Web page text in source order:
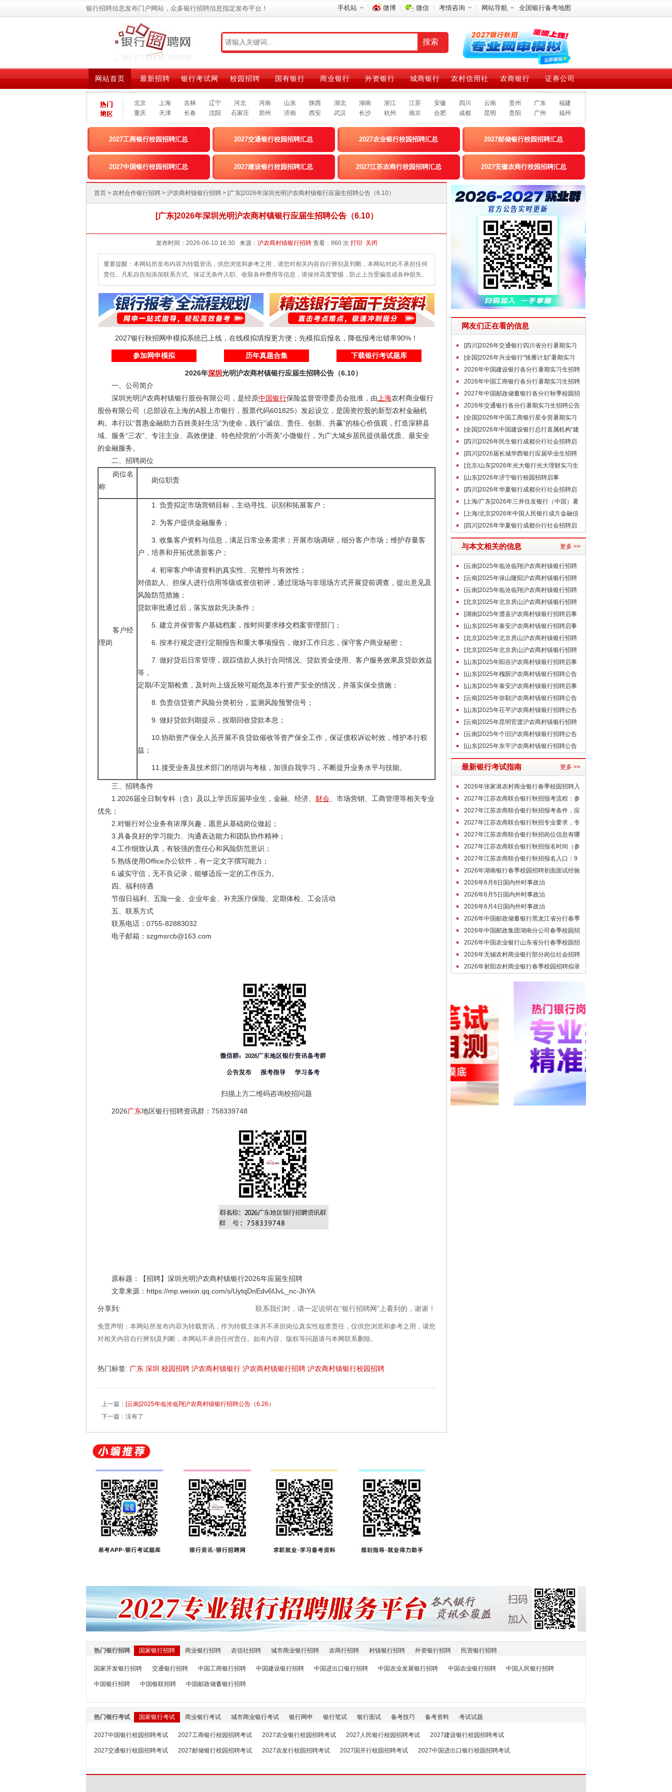
手机站 微博 微信 考情咨询 网站导航 全国银行备考地图
银行招聘信息发布门户网站，众多银行招聘信息指定发布平台！
网站首页 最新招聘 银行考试网 校园招聘 国有银行 商业银行 外资银行 城商银行 农村信用社 农商银行 证券公司
北京 上海 吉林 辽宁 河北 河南 山东 陕西 湖北 湖南 浙江 江苏 安徽 四川 云南 贵州 广东
福建
重庆
天津 长春 沈阳 石家庄 郑州 济南 西安 武汉 长沙 杭州 南京 合肥 成都 昆明 贵阳 广州 福州
2027工商银行校园招聘汇总 2027交通银行校园招聘汇总 2027农业银行校园招聘汇总 2027邮储银行校园招聘汇总
2027中国银行校园招聘汇总 2027建设银行校园招聘汇总 2027江苏农商行校园招聘汇总 2027安徽农商行校园招聘汇总
首页 > 农村合作银行招聘 > 沪农商村镇银行招聘 > [广东]2026年深圳光明沪农商村镇银行应届生招聘公告（6.10）
[广东]2026年深圳光明沪农商村镇银行应届生招聘公告（6.10）
发布时间：2026-06-10 16:30 来源： 沪农商村镇银行招聘 查看： 860 次 打印 关闭
重要提醒：本网站所发布内容为转载资讯，供您浏览和参考之用，请您对相关内容自行辨别及判断，本网站对此不承担任何
责任。凡私自告知添加联系方式、保证无条件入职、收取各种费用等信息，请保持高度警惕，防止上当受骗造成各种损失。
2027银行秋招网申模拟系统已上线，在线模拟填报更方便；先模拟后报名，降低报考出错率90%！
参加网申模拟 历年真题合集 下载银行考试题库
2026年深圳 光明沪农商村镇银行应届生招聘公告（6.10）
一、公司简介
深圳光明沪农商村镇银行股份有限公司，是经原中国银行保险监督管理委员会批准，由 上海农村商业银行
股份有限公司（总部设在上海的A股上市银行，股票代码601825）发起设立，是国资控股的新型农村金融机
构。本行以“普惠金融助力百姓美好生活”为使命，践行“诚信、责任、创新、共赢”的核心价值观，打造深耕县
域、服务“三农”、专注主业、高效便捷、特色经营的“小而美”小微银行，为广大城乡居民提供最优质、最安全
的金融服务。
二、招聘岗位
岗位名
称
岗位职责
客户经
理岗
1. 负责拟定市场营销目标，主动寻找、识别和拓展客户；
2. 为客户提供金融服务；
3. 收集客户资料与信息，满足日常业务需求；开展市场调研，细分客户市场；维护存量客
户，培养和开拓优质新客户；
4. 初审客户申请资料的真实性、完整性与有效性；
对借款人、担保人进行信用等级或资信初评，通过现场与非现场方式开展贷前调查，提出意见及
风险防范措施；
贷款审批通过后，落实放款先决条件；
5. 建立并保管客户基础档案，按时间要求移交档案管理部门；
6. 按本行规定进行定期报告和重大事项报告，做好工作日志，保守客户商业秘密；
7. 做好贷后日常管理，跟踪借款人执行合同情况、贷款资金使用、客户服务效果及贷款效益
等，
定期/不定期检查，及时向上级反映可能危及本行资产安全的情况，并落实保全措施；
8. 负责信贷资产风险分类初分，监测风险预警信号；
9. 做好贷款到期提示，按期回收贷款本息；
10.协助资产保全人员开展不良贷款催收等资产保全工作，保证债权诉讼时效，维护本行权
益；
11.接受业务及技术部门的培训与考核，加强自我学习，不断提升业务水平与技能。
三、招聘条件
1.2026届全日制专科（含）及以上学历应届毕业生，金融、经济、 财会 、市场营销、工商管理等相关专业
优先；
2.对银行对公业务有浓厚兴趣，愿意从基础岗位做起；
3.具备良好的学习能力、沟通表达能力和团队协作精神；
4.工作细致认真，有较强的责任心和风险防范意识；
5.熟练使用Office办公软件，有一定文字撰写能力；
6.诚实守信，无不良记录，能够适应一定的工作压力。
四、福利待遇
节假日福利、五险一金、企业年金、补充医疗保险、定期体检、工会活动
五、联系方式
联系电话：0755-82883032
电子邮箱：szgmsrcb@163.com
扫描上方二维码咨询校招问题
2026广东地区银行招聘资讯群：758339748
原标题：【招聘】深圳光明沪农商村镇银行2026年应届生招聘
文章来源：https://mp.weixin.qq.com/s/UytqDnEdv6fJvL_nc-JhYA
分享到: 联系我们时，请一定说明在“银行招聘网”上看到的，谢谢！
免责声明：本网站所发布内容为转载资讯，作为转载主体并不承担岗位真实性核查责任，仅供您浏览和参考之用，请您
对相关内容自行辨别及判断，本网站不承担任何责任。如有内容、版权等问题请与本网联系删除。
热门标签: 广东 深圳 校园招聘 沪农商村镇银行 沪农商村镇银行招聘 沪农商村镇银行校园招聘
上一篇： [云南]2025年临沧临翔沪农商村镇银行招聘公告（6.26）
下一篇：没有了
网友们正在看的信息
[四川]2026年交通银行四川省分行暑期实习
生招聘公告
[全国]2026年兴业银行“雏雁计划”暑期实习
生招聘公告
2026年中国建设银行各分行暑期实习生招聘
公告汇总
2026年中国工商银行各分行暑期实习生招聘
公告汇总
2027年中国邮政储蓄银行各分行秋季校园招
聘公告汇总
2026年交通银行各分行暑期实习生招聘公告
汇总（含近期）
[全国]2026年中国工商银行星令营暑期实习
公告[全国]2026年中国建设银行总行直属机构“建
习生”暑期实习生招聘公告
[四川]2026年民生银行成都分行社会招聘启
事（5.29）
[四川]2026届长城华西银行应届毕业生招聘
公告[北京/山东]2026年光大银行光大理财实习生
招聘公告（5.27）
[山东]2026年济宁银行校园招聘启事
[四川]2026年华夏银行成都分行社会招聘启
事（5.28）
[上海/广东]2026年三井住友银行（中国）暑
期实习生招聘公告
[上海/北京]2026年中国人民银行成方金融信
息技术社会招聘补充公告
[四川]2026年华夏银行成都分行社会招聘启
事（6.2）
与本文相关的信息 更多 >>
[云南]2025年临沧临翔沪农商村镇银行招聘
公告（6.26）
[云南]2025年保山隆阳沪农商村镇银行招聘
公告[云南]2025年临沧临翔沪农商村镇银行招聘
公告[北京]2025年北京房山沪农商村镇银行招聘
公告（6.17）
[湖南]2025年澧县沪农商村镇银行招聘启事
[山东]2025年泰安沪农商村镇银行招聘启事
（6.9）
[北京]2025年北京房山沪农商村镇银行招聘
公告（6.4）
[北京]2025年北京房山沪农商村镇银行招聘
公告(4.22)
[山东]2025年阳谷沪农商村镇银行招聘启事
（4.2）
[山东]2025年槐荫沪农商村镇银行招聘公告
（3.17）
[山东]2025年泰安沪农商村镇银行招聘启事
（3.6）
[云南]2025年弥勒沪农商村镇银行招聘公告
[山东]2025年茌平沪农商村镇银行招聘公告
[云南]2025年昆明官渡沪农商村镇银行招聘
公告[云南]2025年个旧沪农商村镇银行招聘公告
[山东]2025年东平沪农商村镇银行招聘公告
最新银行考试指南 更多 >>
2026年张家港农村商业银行春季校园招聘入
围体检人员公告（第四批）
2027年江苏农商联合银行秋招报考流程：参
考去年
2027年江苏农商联合银行秋招报考条件，应
届研究生起报
2027年江苏农商联合银行秋招专业要求，专
业需要对口
2027年江苏农商联合银行秋招岗位信息有哪
些
2027年江苏农商联合银行秋招报名时间（参
考去年）
2027年江苏农商联合银行秋招报名入口：9
月底开通
2026年湖南银行春季校园招聘初面面试经验
2026年6月8日国内外时事政治
2026年6月5日国内外时事政治
2026年6月4日国内外时事政治
2026年中国邮政储蓄银行黑龙江省分行春季
校园招聘笔试通知
2026年中国邮政集团湖南分公司春季校园招
聘笔试通知
2026年中国农业银行山东省分行春季校园招
聘体检通知
2026年无锡农村商业银行部分岗位社会招聘
面试人员名单通知
2026年射阳农村商业银行春季校园招聘拟录
热门银行招聘 国家银行招聘 商业银行招聘 农信社招聘 城市商业银行招聘 农商行招聘 村镇银行招聘 外资银行招聘 民营银行招聘
国家开发银行招聘 交通银行招聘 中国工商银行招聘 中国建设银行招聘 中国进出口银行招聘 中国农业发展银行招聘 中国农业银行招聘 中国人民银行招聘
中国银行招聘 中国银联招聘 中国邮政储蓄银行招聘
热门银行考试 国家银行考试 商业银行考试 城市商业银行考试 银行网申 银行笔试 银行面试 备考技巧 备考资料 考试试题
2027中国银行校园招聘考试 2027工商银行校园招聘考试 2027农业银行校园招聘考试 2027人民银行校园招聘考试 2027建设银行校园招聘考试
2027交通银行校园招聘考试 2027邮储银行校园招聘考试 2027农发行校园招聘考试 2027国开行校园招聘考试 2027中国进出口银行校园招聘考试